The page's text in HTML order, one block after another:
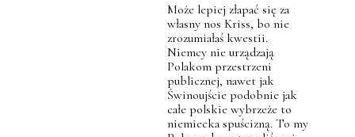
Może lepiej złapać się za
własny nos Kriss, bo nie
zrozumiałaś kwestii.
Niemcy nie urządzają
Polakom przestrzeni
publicznej, nawet jak
Świnoujście podobnie jak
całe polskie wybrzeże to
niemiecka spuścizną. To my